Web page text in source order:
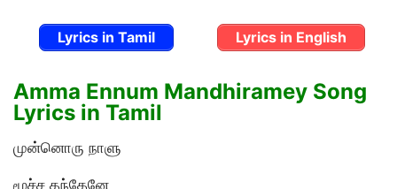
Lyrics in Tamil Lyrics in English
Amma Ennum Mandhiramey Song
Lyrics in Tamil
முன்னொரு நாளு
மூச்ச தந்தேனே